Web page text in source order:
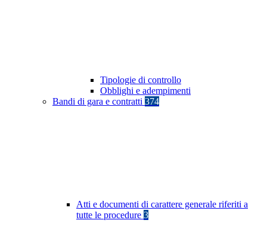
Tipologie di controllo
Obblighi e adempimenti
Bandi di gara e contratti 374
Atti e documenti di carattere generale riferiti a
tutte le procedure 3